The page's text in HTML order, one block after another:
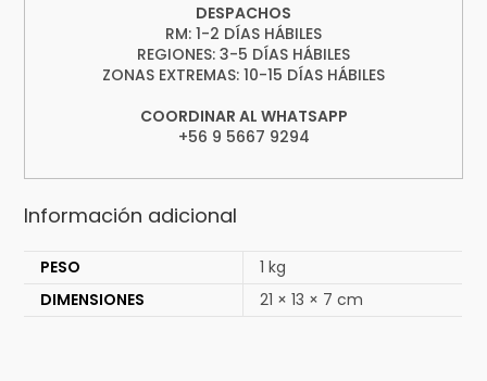
DESPACHOS
RM: 1-2 DÍAS HÁBILES
REGIONES: 3-5 DÍAS HÁBILES
ZONAS EXTREMAS: 10-15 DÍAS HÁBILES
COORDINAR AL WHATSAPP
+56 9 5667 9294
Información adicional
PESO
1 kg
DIMENSIONES
21 × 13 × 7 cm